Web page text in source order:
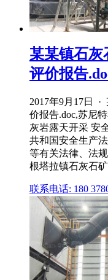
某某镇石灰
评价报告
2017年9月17日
价报告.doc,苏尼
灰岩露天开采 安
共和国安全生产
等有关法律、法
根塔拉镇石灰石
联系电话: 180